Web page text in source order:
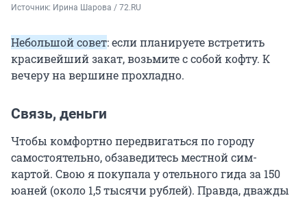
Источник: Ирина Шарова / 72.RU
Небольшой совет: если планируете встретить
красивейший закат, возьмите с собой кофту. К
вечеру на вершине прохладно.
Связь, деньги
Чтобы комфортно передвигаться по городу
самостоятельно, обзаведитесь местной сим-
картой. Свою я покупала у отельного гида за 150
юаней (около 1,5 тысячи рублей). Правда, дважды